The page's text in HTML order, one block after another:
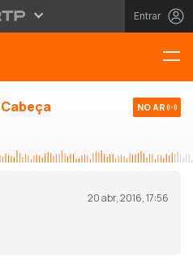
Entrar
NO AR
20 abr, 2016, 17:56